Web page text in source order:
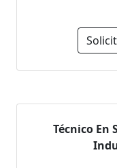
Técnico En